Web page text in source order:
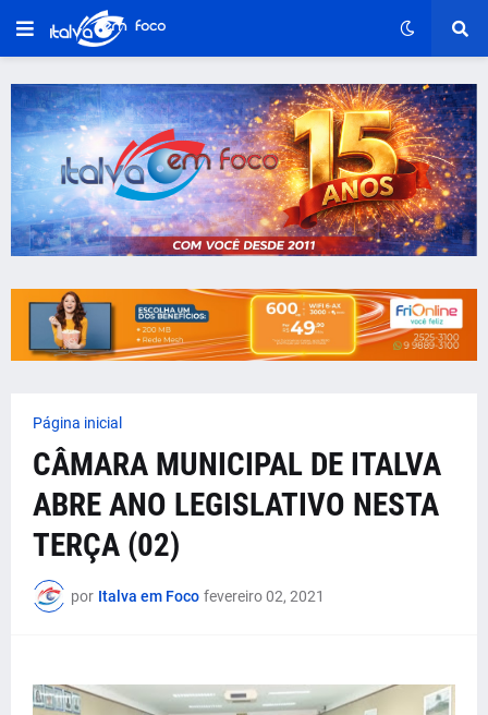
Página inicial
CÂMARA MUNICIPAL DE ITALVA
ABRE ANO LEGISLATIVO NESTA
TERÇA (02)
por Italva em Foco fevereiro 02, 2021